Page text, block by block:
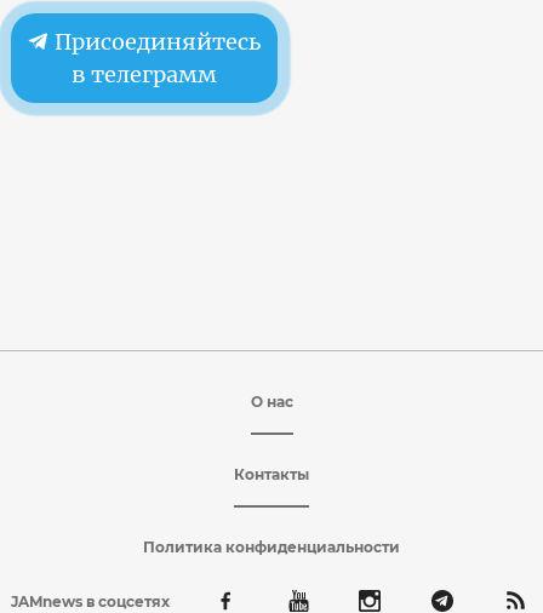
Присоединяйтесь
в телеграмм
О нас
Контакты
Политика конфиденциальности
JAMnews в соцсетях